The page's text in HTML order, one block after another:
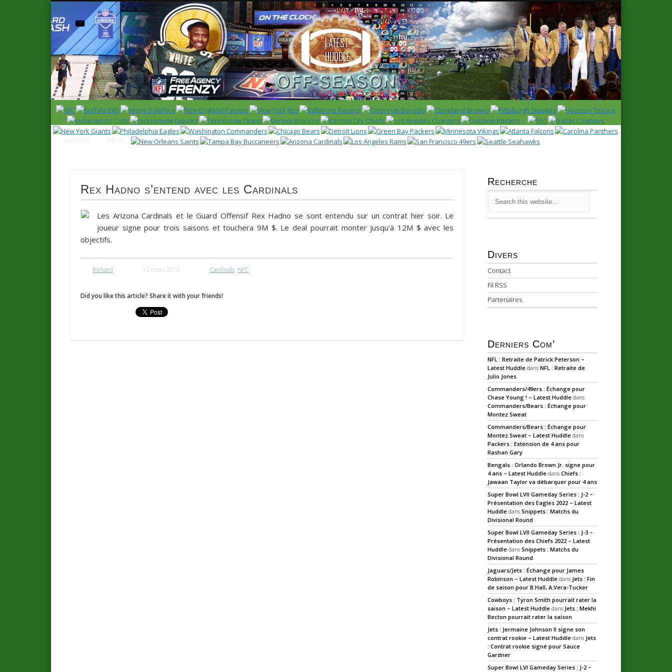
News en français sur la NFL et le Football Américain (Foot US)
SAISON 2025 CALENDRIER / CLASSEMENT NFL DRAFT/COMBINE ENCYCLOPÉDIE
Rex Hadno s’entend avec les Cardinals
Les Arizona Cardinals et le Guard Offensif Rex Hadno se sont entendu sur un contrat hier soir. Le
joueur signe pour trois saisons et touchera 9M $. Le deal pourrait monter jusqu’à 12M $ avec les
objectifs.
Richard 12 mars 2010 Cardinals, NFC
Did you like this article? Share it with your friends!
Recherche
Divers
Contact
Fil RSS
Partenaires
Derniers Com’
NFL : Retraite de Patrick Peterson –
Latest Huddle dansNFL : Retraite de
Julio Jones
Commanders/49ers : Échange pour
Chase Young ! – Latest Huddle dans
Commanders/Bears : Échange pour
Montez Sweat
Commanders/Bears : Échange pour
Montez Sweat – Latest Huddle dans
Packers : Extension de 4 ans pour
Rashan Gary
Bengals : Orlando Brown Jr. signe pour
4 ans – Latest Huddle dansChiefs :
Jawaan Taylor va débarquer pour 4 ans
Super Bowl LVII Gameday Series : J-2 ~
Présentation des Eagles 2022 – Latest
Huddle dansSnippets : Matchs du
Divisional Round
Super Bowl LVII Gameday Series : J-3 ~
Présentation des Chiefs 2022 – Latest
Huddle dansSnippets : Matchs du
Divisional Round
Jaguars/Jets : Échange pour James
Robinson – Latest Huddle dans Jets : Fin
de saison pour B.Hall, A.Vera-Tucker
Cowboys : Tyron Smith pourrait rater la
saison – Latest Huddle dans Jets : Mekhi
Becton pourrait rater la saison
Jets : Jermaine Johnson II signe son
contrat rookie – Latest Huddle dans Jets
: Contrat rookie signé pour Sauce
Gardner
Super Bowl LVI Gameday Series : J-2 ~